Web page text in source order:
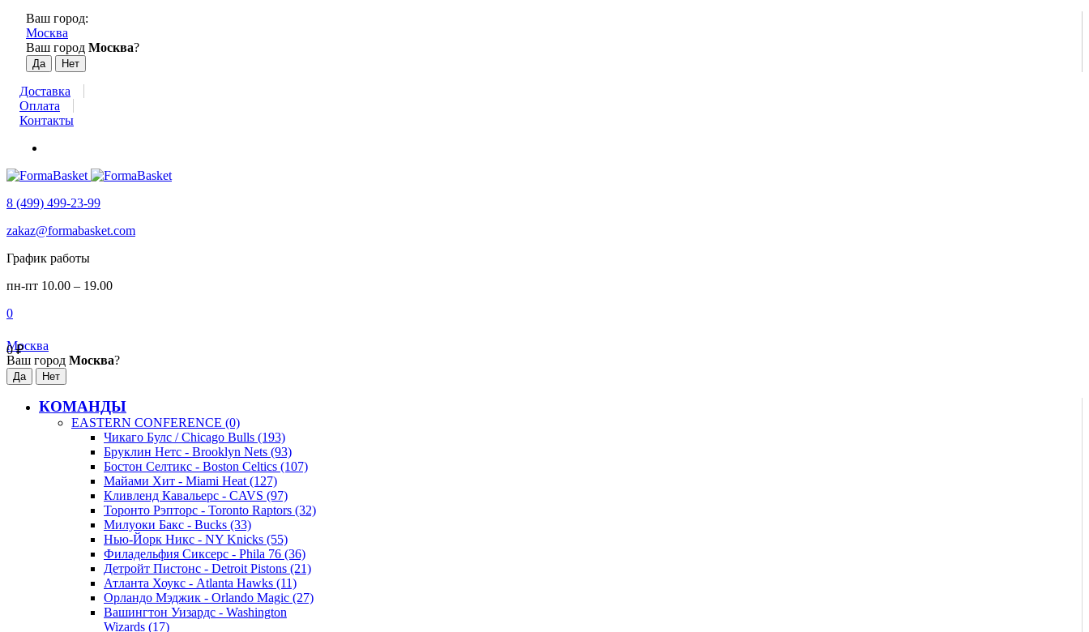
Ваш город:
Москва
Ваш город Москва?
Доставка
Оплата
Контакты
8 (499) 499-23-99
zakaz@formabasket.com
График работы
пн-пт 10.00 – 19.00
0
0₽
Москва
Ваш город Москва?
КОМАНДЫ
EASTERN CONFERENCE (0)
Чикаго Булс / Chicago Bulls (193)
Бруклин Нетс - Brooklyn Nets (93)
Бостон Селтикс - Boston Celtics (107)
Майами Хит - Miami Heat (127)
Кливленд Кавальерс - CAVS (97)
Торонто Рэпторс - Toronto Raptors (32)
Милуоки Бакс - Bucks (33)
Нью-Йорк Никс - NY Knicks (55)
Филадельфия Сиксерс - Phila 76 (36)
Детройт Пистонс - Detroit Pistons (21)
Атланта Хоукс - Atlanta Hawks (11)
Орландо Мэджик - Orlando Magic (27)
Вашингтон Уизардс - Washington
Wizards (17)